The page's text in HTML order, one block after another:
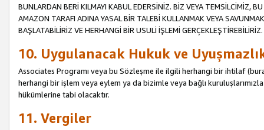
BUNLARDAN BERİ KILMAYI KABUL EDERSİNİZ. BİZ VEYA TEMSİLCİMİZ,
AMAZON TARAFI ADINA YASAL BİR TALEBİ KULLANMAK VEYA
BAŞLATABİLİRİZ VE HERHANGİ BİR USULİ İŞLEMİ GERÇEKLEŞTİREBİLİRİZ.
10. Uygulanacak Hukuk ve
Associates Programı veya bu Sözleşme ile ilgili herhangi bir ihtilaf
herhangi bir işlem veya eylem ya da bizimle veya bağlı
hükümlerine tabi olacaktır.
11. Vergiler